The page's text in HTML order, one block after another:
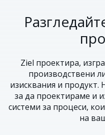
Ziel проектира,
производствени
изисквания и продукт.
за да проектираме и
системи за процеси,
на